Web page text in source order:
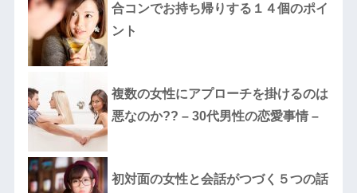
合コンでお持ち帰りする１４個のポイ
ント
複数の女性にアプローチを掛けるのは
悪なのか?? – 30代男性の恋愛事情 –
初対面の女性と会話がつづく５つの話